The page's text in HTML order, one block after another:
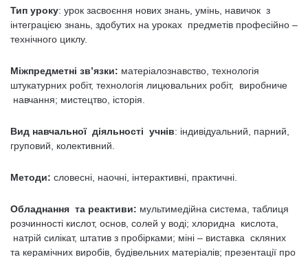
Тип уроку: урок засвоєння нових знань, умінь, навичок з
інтеграцією знань, здобутих на уроках предметів професійно –
технічного циклу.
Міжпредметні зв’язки: матеріалознавство, технологія
штукатурних робіт, технологія лицювальних робіт, виробниче
навчання; мистецтво, історія.
Вид навчальної діяльності учнів: індивідуальний, парний,
груповий, колективний.
Методи: словесні, наочні, інтерактивні, практичні.
Обладнання та реактиви: мультимедійна система, таблиця
розчинності кислот, основ, солей у воді; хлоридна кислота,
натрій силікат, штатив з пробірками; міні – виставка скляних
та керамічних виробів, будівельних матеріалів; презентації про